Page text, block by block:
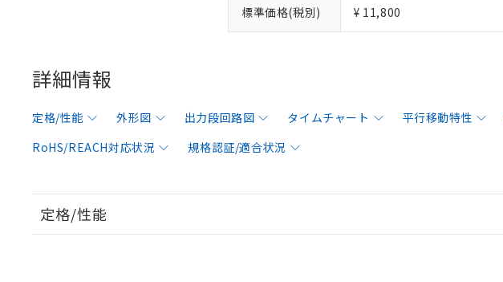
標準価格(税別) ¥ 11,800
詳細情報
定格/性能 外形図 出力段回路図 タイムチャート 平行移動特性
RoHS/REACH対応状況
規格認証/適合状況
定格/性能